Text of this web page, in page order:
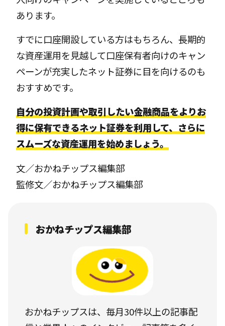
あります。
すでに口座開設している方はもちろん、長期的
な資産運用を見越して口座保有者向けのキャン
ペーンが充実したネット証券に目を向けるのも
おすすめです。
自分の投資計画や取引したい金融商品をよりお
得に保有できるネット証券を利用して、さらに
スムーズな資産運用を始めましょう。
文／おかねチップス編集部
監修文／おかねチップス編集部
おかねチップス編集部
おかねチップスは、毎月30件以上の記事配